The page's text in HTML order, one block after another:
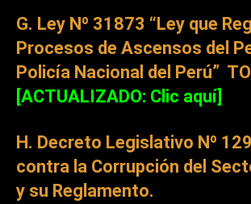
G. Ley Nº 31873 “Ley que
Procesos de Ascensos del
Policía Nacional del Perú”
[ACTUALIZADO: Clic aquí]
H. Decreto Legislativo Nº
contra la Corrupción del
y su Reglamento.